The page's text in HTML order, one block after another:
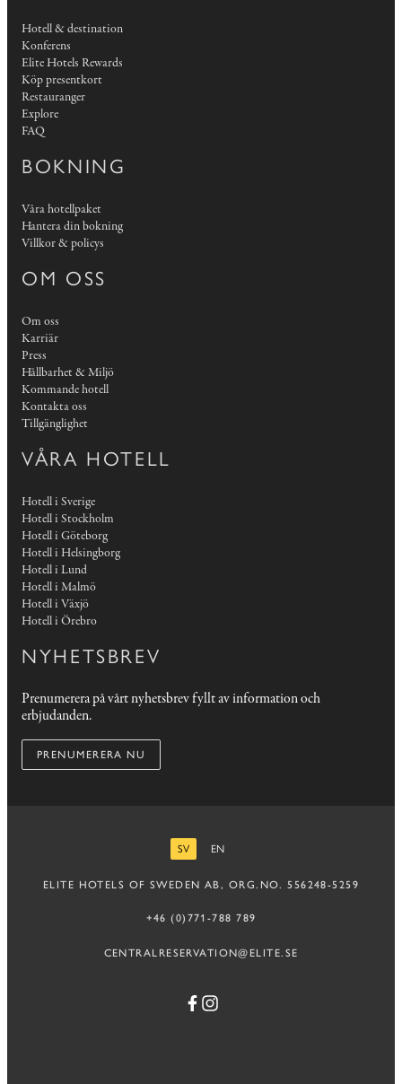
Hotell & destination
Konferens
Elite Hotels Rewards
Köp presentkort
Restauranger
Explore
FAQ
BOKNING
Våra hotellpaket
Hantera din bokning
Villkor & policys
OM OSS
Om oss
Karriär
Press
Hållbarhet & Miljö
Kommande hotell
Kontakta oss
Tillgänglighet
VÅRA HOTELL
Hotell i Sverige
Hotell i Stockholm
Hotell i Göteborg
Hotell i Helsingborg
Hotell i Lund
Hotell i Malmö
Hotell i Växjö
Hotell i Örebro
NYHETSBREV
Prenumerera på vårt nyhetsbrev fyllt av information och
erbjudanden.
PRENUMERERA NU
SV
EN
ELITE HOTELS OF SWEDEN AB, ORG.NO. 556248-5259
+46 (0)771-788 789
CENTRALRESERVATION@ELITE.SE